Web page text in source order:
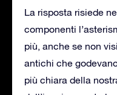
La risposta risiede
componenti
più, anche se non
antichi che
più chiara della